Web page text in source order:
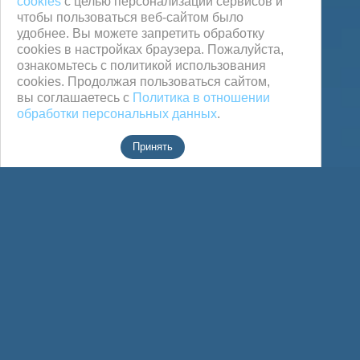
чтобы пользоваться веб-сайтом было
удобнее. Вы можете запретить обработку
сookies в настройках браузера. Пожалуйста,
ознакомьтесь с политикой использования
cookies. Продолжая пользоваться сайтом,
вы соглашаетесь с Политика в отношении
обработки персональных данных.
Принять